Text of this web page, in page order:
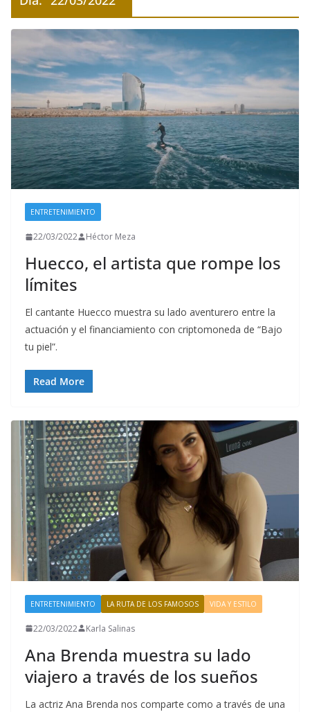
ENTRETENIMIENTO
22/03/2022 Héctor Meza
Huecco, el artista que rompe los
límites
El cantante Huecco muestra su lado aventurero entre la
actuación y el financiamiento con criptomoneda de “Bajo
tu piel”.
Read More
ENTRETENIMIENTO LA RUTA DE LOS FAMOSOS VIDA Y ESTILO
22/03/2022 Karla Salinas
Ana Brenda muestra su lado
viajero a través de los sueños
La actriz Ana Brenda nos comparte como a través de una